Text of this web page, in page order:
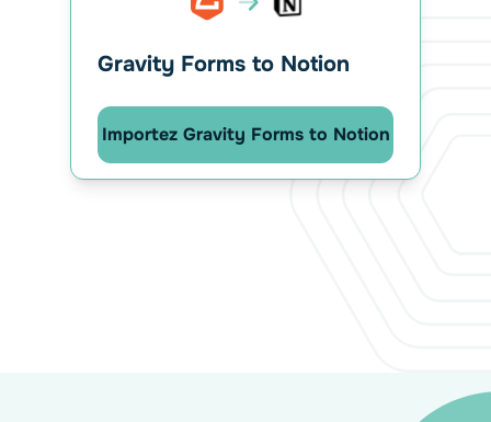
Gravity Forms to Notion
Importez Gravity Forms to Notion